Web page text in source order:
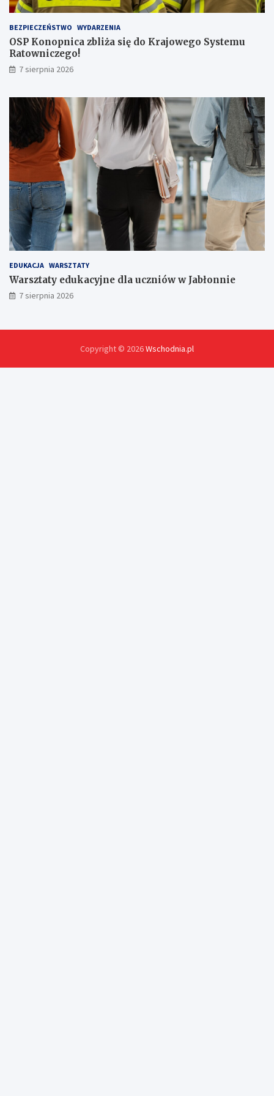
a
a
ż
e
r
!
BEZPIECZEŃSTWO WYDARZENIA
OSP Konopnica zbliża się do Krajowego Systemu
Ratowniczego!
7 sierpnia 2026
EDUKACJA WARSZTATY
Warsztaty edukacyjne dla uczniów w Jabłonnie
7 sierpnia 2026
Copyright © 2026Wschodnia.pl